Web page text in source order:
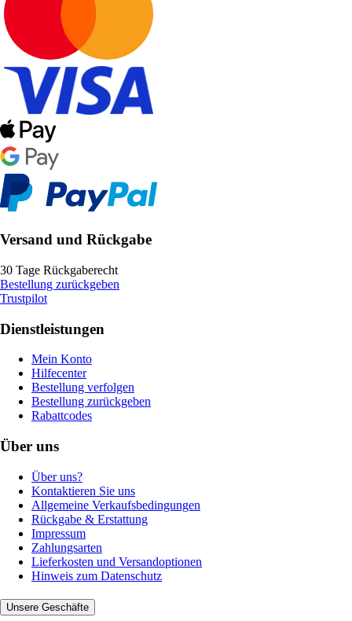
Versand und Rückgabe
30 Tage Rückgaberecht
Bestellung zurückgeben
Trustpilot
Dienstleistungen
Mein Konto
Hilfecenter
Bestellung verfolgen
Bestellung zurückgeben
Rabattcodes
Über uns
Über uns?
Kontaktieren Sie uns
Allgemeine Verkaufsbedingungen
Rückgabe & Erstattung
Impressum
Zahlungsarten
Lieferkosten und Versandoptionen
Hinweis zum Datenschutz
Unsere Geschäfte